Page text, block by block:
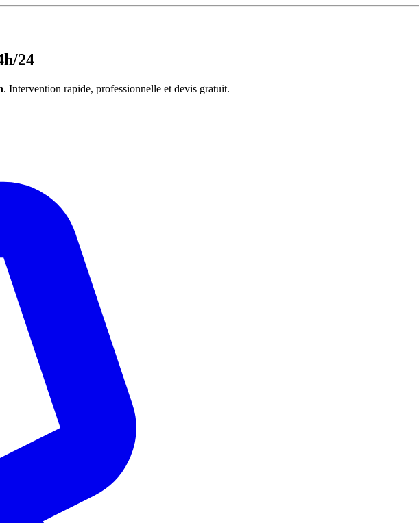
24
. Intervention rapide, professionnelle et devis gratuit.